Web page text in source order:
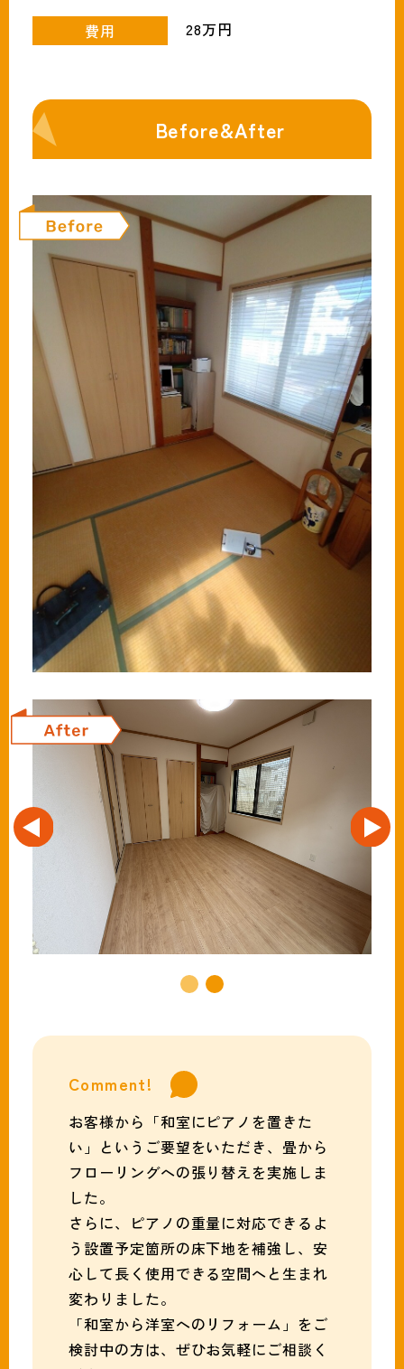
費用 28万円
Before&After
Comment!
お客様から「和室にピアノを置きた
い」というご要望をいただき、畳から
フローリングへの張り替えを実施しま
した。
さらに、ピアノの重量に対応できるよ
う設置予定箇所の床下地を補強し、安
心して長く使用できる空間へと生まれ
変わりました。
「和室から洋室へのリフォーム」をご
検討中の方は、ぜひお気軽にご相談く